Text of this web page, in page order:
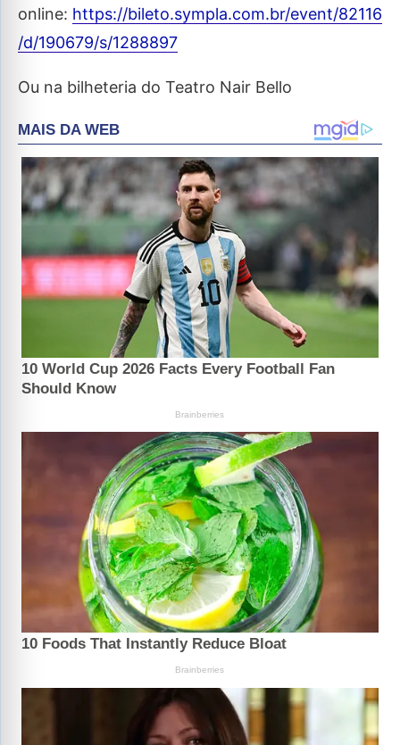
online: https://bileto.sympla.com.br/event/82116
/d/190679/s/1288897
Ou na bilheteria do Teatro Nair Bello